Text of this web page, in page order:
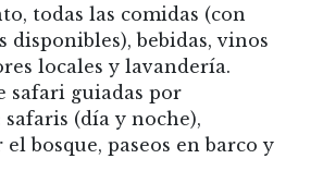
todas las comidas (con
disponibles), bebidas, vinos
locales y lavandería.
safari guiadas por
(día y noche),
bosque, paseos en barco y